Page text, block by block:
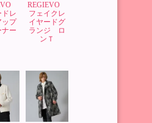
ドレ
ップ
ナー
REGIEVO
フェイクレ
イヤードグ
ランジ ロ
ンＴ